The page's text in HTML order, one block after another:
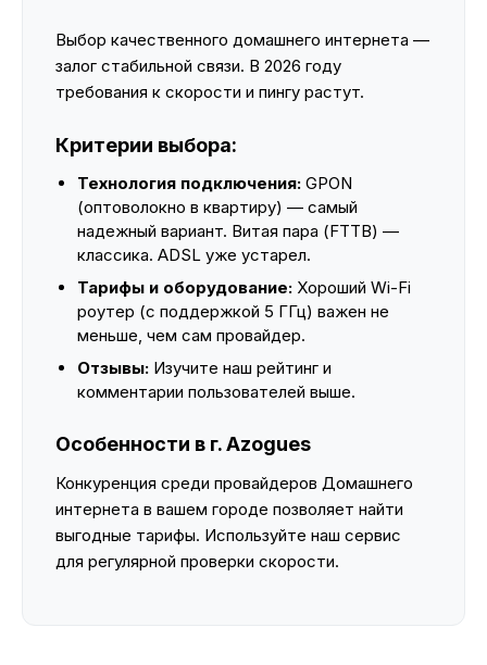
Выбор качественного домашнего интернета —
залог стабильной связи. В 2026 году
требования к скорости и пингу растут.
Критерии выбора:
Технология подключения: GPON
(оптоволокно в квартиру) — самый
надежный вариант. Витая пара (FTTB) —
классика. ADSL уже устарел.
Тарифы и оборудование: Хороший Wi-Fi
роутер (с поддержкой 5 ГГц) важен не
меньше, чем сам провайдер.
Отзывы: Изучите наш рейтинг и
комментарии пользователей выше.
Особенности в г. Azogues
Конкуренция среди провайдеров Домашнего
интернета в вашем городе позволяет найти
выгодные тарифы. Используйте наш сервис
для регулярной проверки скорости.